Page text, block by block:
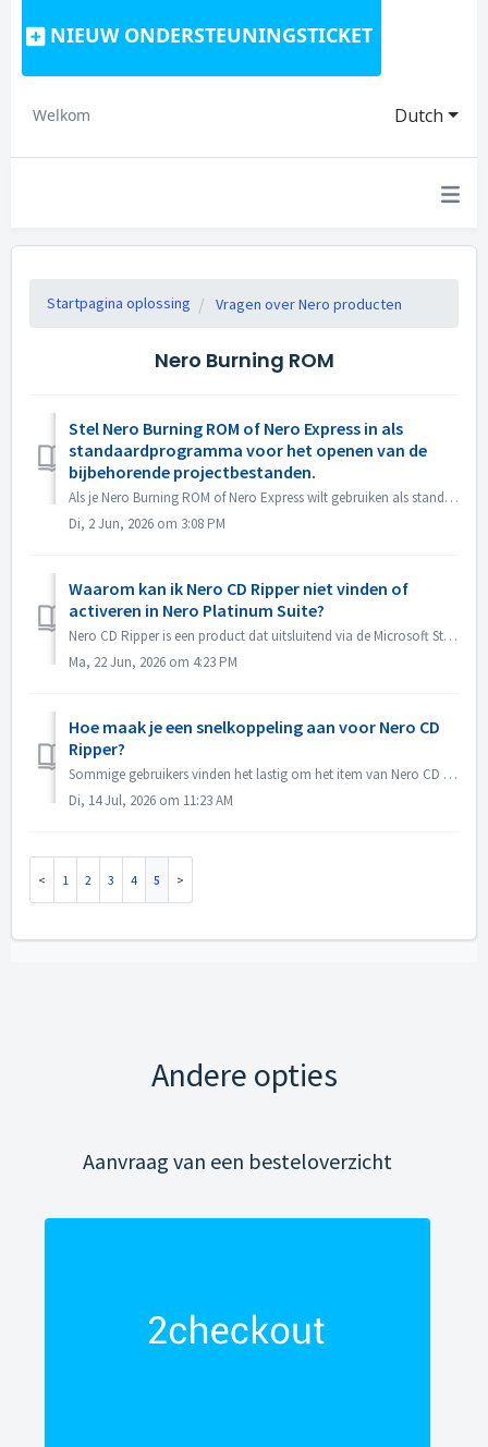
NIEUW ONDERSTEUNINGSTICKET
Dutch
Welkom
Startpagina oplossing Vragen over Nero producten
Nero Burning ROM
Stel Nero Burning ROM of Nero Express in als
standaardprogramma voor het openen van de
bijbehorende projectbestanden.
Als je Nero Burning ROM of Nero Express wilt gebruiken als standaardprogramma voor het openen van Nero Burning ROM-projectbestanden of Nero Express-projecte...
Di, 2 Jun, 2026 om 3:08 PM
Waarom kan ik Nero CD Ripper niet vinden of
activeren in Nero Platinum Suite?
Nero CD Ripper is een product dat uitsluitend via de Microsoft Store (https://apps.microsoft.com/detail/9NSNQ0CPD06G) wordt aangeboden en is niet inbegrepen...
Ma, 22 Jun, 2026 om 4:23 PM
Hoe maak je een snelkoppeling aan voor Nero CD
Ripper?
Sommige gebruikers vinden het lastig om het item van Nero CD Ripper te vinden en moeten elke keer naar de Microsoft Store gaan om het programma te openen. ...
Di, 14 Jul, 2026 om 11:23 AM
1 2 3 4 5
Andere opties
Aanvraag van een besteloverzicht